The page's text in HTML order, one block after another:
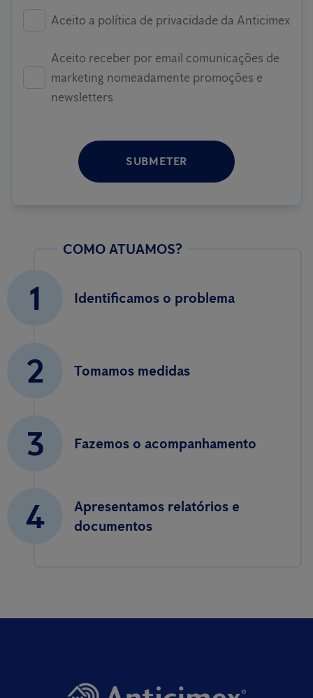
Aceito a política de privacidade da Anticimex
Aceito receber por email comunicações de
marketing nomeadamente promoções e
newsletters
SUBMETER
COMO ATUAMOS?
1 Identificamos o problema
2 Tomamos medidas
3 Fazemos o acompanhamento
4
Apresentamos relatórios e
documentos